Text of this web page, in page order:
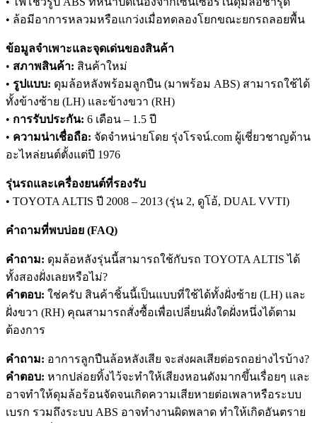
• ล้อมีอาการหลวมหรือแกว่งเมื่อทดลองโยกขณะยกรถลอยพื้น
ข้อมูลจำเพาะและจุดเด่นของสินค้า
• สภาพสินค้า: สินค้าใหม่
• รูปแบบ: ดุมล้อหลังพร้อมลูกปืน (มาพร้อม ABS) สามารถใช้ได้
ทั้งข้างซ้าย (LH) และข้างขวา (RH)
• การรับประกัน: 6 เดือน – 1.5 ปี
• ความน่าเชื่อถือ: จัดจำหน่ายโดย รุ่งโรจน์.com ผู้เชี่ยวชาญด้าน
อะไหล่ยนต์ตั้งแต่ปี 1976
รุ่นรถและเครื่องยนต์ที่รองรับ
• TOYOTA ALTIS ปี 2008 – 2013 (รุ่น 2, ดูโอ้, DUAL VVTI)
คำถามที่พบบ่อย (FAQ)
คำถาม: ดุมล้อหลังรุ่นนี้สามารถใช้กับรถ TOYOTA ALTIS ได้
ทั้งสองฝั่งเลยหรือไม่?
คำตอบ: ใช่ครับ สินค้าชิ้นนี้เป็นแบบที่ใช้ได้ทั้งฝั่งซ้าย (LH) และ
ฝั่งขวา (RH) คุณสามารถสั่งซื้อเพื่อเปลี่ยนฝั่งใดฝั่งหนึ่งได้ตาม
ต้องการ
คำถาม: อาการลูกปืนล้อหลังเสีย จะส่งผลเสียต่อรถอย่างไรบ้าง?
คำตอบ: หากปล่อยทิ้งไว้จะทำให้เสียงหอนดังมากขึ้นเรื่อยๆ และ
อาจทำให้ดุมล้อร้อนจัดจนเกิดความเสียหายต่อเพลาหรือระบบ
เบรก รวมถึงระบบ ABS อาจทำงานผิดพลาด ทำให้เกิดอันตราย